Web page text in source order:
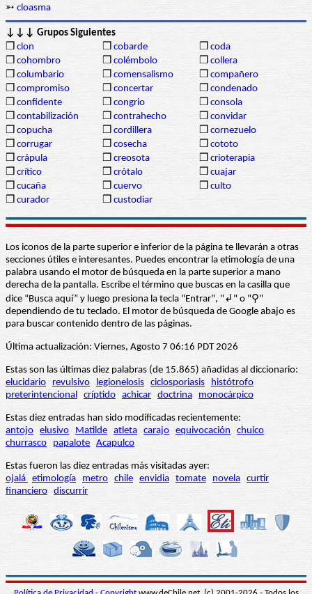
➳ cloasma
↓↓↓ Grupos Siguientes
❒ clon ❒ cobarde ❒ coda
❒ cohombro ❒ colémbolo ❒ collera
❒ columbario ❒ comensalismo ❒ compañero
❒ compromiso ❒ concertar ❒ condenado
❒ confidente ❒ congrio ❒ consola
❒ contabilización ❒ contrahecho ❒ convidar
❒ copucha ❒ cordillera ❒ cornezuelo
❒ corrugar ❒ cosecha ❒ cototo
❒ crápula ❒ creosota ❒ crioterapia
❒ crítico ❒ crótalo ❒ cuajar
❒ cucaña ❒ cuervo ❒ culto
❒ curador ❒ custodiar
Los iconos de la parte superior e inferior de la página te llevarán a otras
secciones útiles e interesantes. Puedes encontrar la etimología de una
palabra usando el motor de búsqueda en la parte superior a mano
derecha de la pantalla. Escribe el término que buscas en la casilla que
dice “Busca aquí” y luego presiona la tecla "Entrar", "↲" o "⚲"
dependiendo de tu teclado. El motor de búsqueda de Google abajo es
para buscar contenido dentro de las páginas.
Última actualización: Viernes, Agosto 7 06:16 PDT 2026
Estas son las últimas diez palabras (de 15.865) añadidas al diccionario:
elucidario
revulsivo legionelosis ciclosporiasis
histótrofo
preterintencional críptido achicar doctrina monocárpico
Estas diez entradas han sido modificadas recientemente:
antojo elusivo Matilde atleta carajo equivocación
chuico
churrasco
papalote Acapulco
Estas fueron las diez entradas más visitadas ayer:
ojalá etimología metro chile envidia tomate novela curtir
financiero discurrir